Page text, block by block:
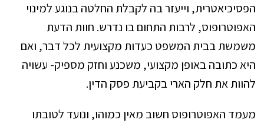
הפסיכיאטרית, וייעזר בה לקבלת החלטה בנוגע למינוי
האפוטרופוס, לרבות התחום בו נדרש. חוות הדעת
משמשת בבית המשפט כעדות מקצועית לכל דבר, ואם
היא כתובה באופן מקצועי, משכנע וחזק מספיק- עשויה
להוות את חלק הארי בקביעת פסק הדין.
מעמד האפוטרופוס חשוב מאין כמוהו, ונועד לטובתו